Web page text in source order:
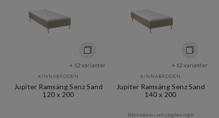
+ 12 varianter
KINNABÄDDEN
Jupiter Ramsäng Senz Sand
120 x 200
+ 12 varianter
KINNABÄDDEN
Jupiter Ramsäng Senz Sand
140 x 200
Bäddmadrass och sängben ingår